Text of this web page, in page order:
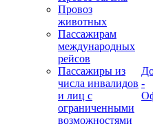
Провоз
животных
Пассажирам
международных
рейсов
Пассажиры из
числа инвалидов
и лиц с
ограниченными
возможностями
-